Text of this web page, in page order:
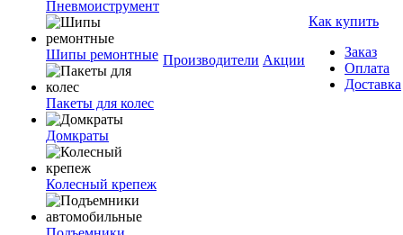
Пневмоиструмент
Шипы ремонтные
Пакеты для колес
Домкраты
Колесный крепеж
Производители Акции
Как купить
Заказ
Оплата
Доставка